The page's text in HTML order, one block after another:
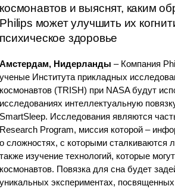
космонавтов и выяснят, каким
Philips может улучшить их
психическое здоровье
Амстердам, Нидерланды – Компания
ученые Института прикладных
космонавтов (TRISH) при NASA будут
исследованиях интеллектуальную
SmartSleep. Исследования являются
Research Program, миссия которой –
о сложностях, с которыми сталкиваются
также изучение технологий, которые
космонавтов. Повязка для сна будет
уникальных экспериментах,